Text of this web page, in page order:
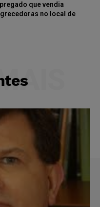
que vendia
no local de